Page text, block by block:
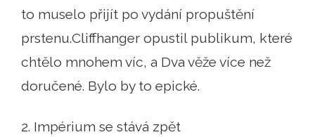
to muselo přijít po vydání propuštění
prstenu.Cliffhanger opustil publikum, které
chtělo mnohem víc, a Dva věže více než
doručené. Bylo by to epické.
2. Impérium se stává zpět